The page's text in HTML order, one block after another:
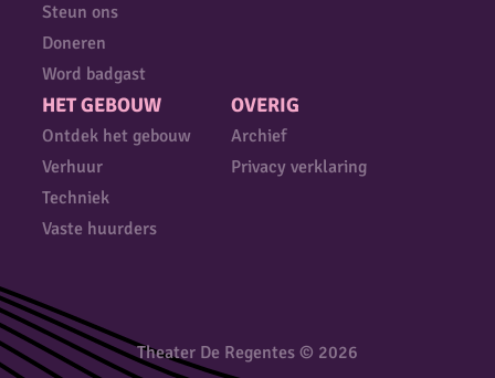
Steun ons
Doneren
Word badgast
HET GEBOUW
Ontdek het gebouw
Verhuur
Techniek
Vaste huurders
OVERIG
Archief
Privacy verklaring
Theater De Regentes © 2026